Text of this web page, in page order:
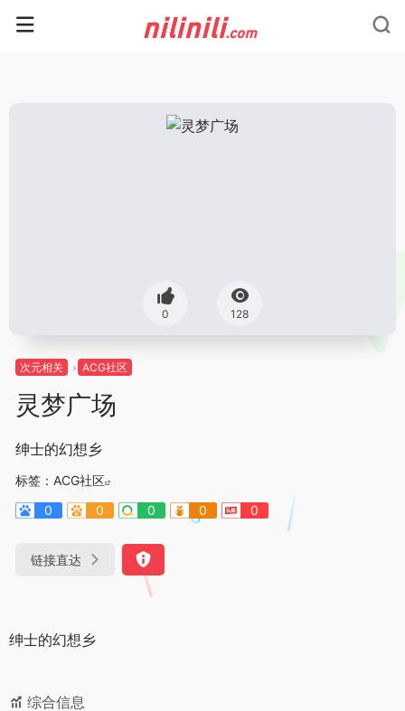
0 128
次元相关 ACG社区
灵梦广场
绅士的幻想乡
标签： ACG社区
0
0 0 0 0
链接直达
绅士的幻想乡
综合信息